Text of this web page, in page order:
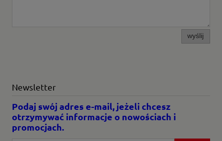
wyślij
Newsletter
Podaj swój adres e-mail, jeżeli chcesz
otrzymywać informacje o nowościach i
promocjach.